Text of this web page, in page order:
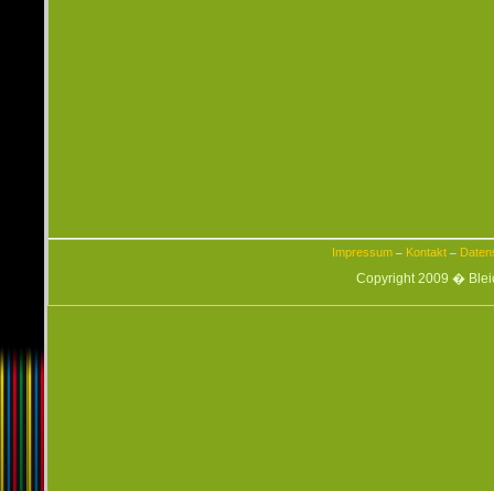
Impressum – Kontakt –
Copyright 2009 �